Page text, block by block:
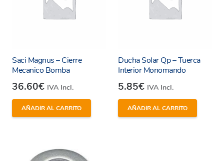
Saci Magnus – Cierre
Mecanico Bomba
36.60€ IVA Incl.
AÑADIR AL CARRITO
Ducha Solar Qp – Tuerca
Interior Monomando
5.85€ IVA Incl.
AÑADIR AL CARRITO